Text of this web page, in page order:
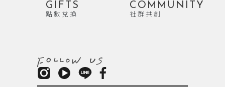
GIFTS
點數兌換
COMMUNITY
社群共創